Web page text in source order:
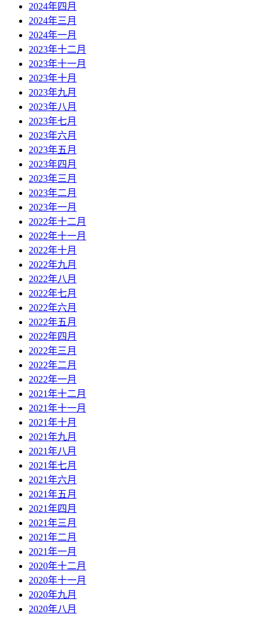
2024年四月
2024年三月
2024年一月
2023年十二月
2023年十一月
2023年十月
2023年九月
2023年八月
2023年七月
2023年六月
2023年五月
2023年四月
2023年三月
2023年二月
2023年一月
2022年十二月
2022年十一月
2022年十月
2022年九月
2022年八月
2022年七月
2022年六月
2022年五月
2022年四月
2022年三月
2022年二月
2022年一月
2021年十二月
2021年十一月
2021年十月
2021年九月
2021年八月
2021年七月
2021年六月
2021年五月
2021年四月
2021年三月
2021年二月
2021年一月
2020年十二月
2020年十一月
2020年九月
2020年八月